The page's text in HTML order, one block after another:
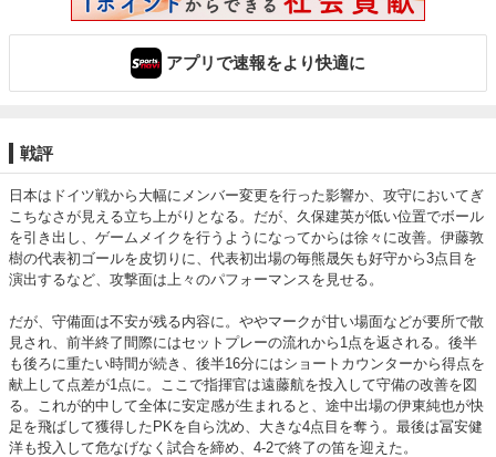
アプリで速報をより快適に
戦評
日本はドイツ戦から大幅にメンバー変更を行った影響か、攻守においてぎ
こちなさが見える立ち上がりとなる。だが、久保建英が低い位置でボール
を引き出し、ゲームメイクを行うようになってからは徐々に改善。伊藤敦
樹の代表初ゴールを皮切りに、代表初出場の毎熊晟矢も好守から3点目を
演出するなど、攻撃面は上々のパフォーマンスを見せる。
だが、守備面は不安が残る内容に。ややマークが甘い場面などが要所で散
見され、前半終了間際にはセットプレーの流れから1点を返される。後半
も後ろに重たい時間が続き、後半16分にはショートカウンターから得点を
献上して点差が1点に。ここで指揮官は遠藤航を投入して守備の改善を図
る。これが的中して全体に安定感が生まれると、途中出場の伊東純也が快
足を飛ばして獲得したPKを自ら沈め、大きな4点目を奪う。最後は冨安健
洋も投入して危なげなく試合を締め、4-2で終了の笛を迎えた。